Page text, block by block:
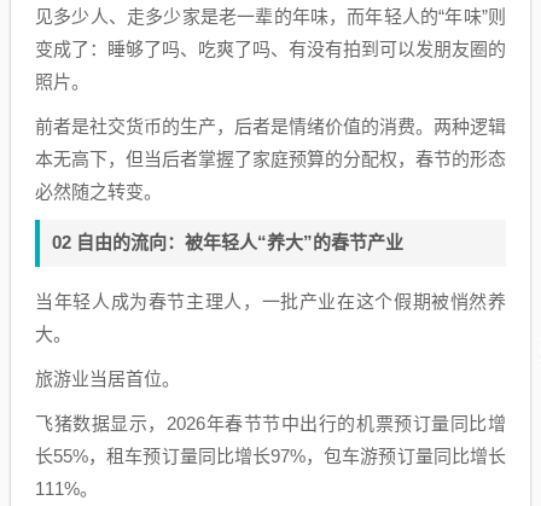
见多少人、走多少家是老一辈的年味，而年轻人的“年味”则
变成了：睡够了吗、吃爽了吗、有没有拍到可以发朋友圈的
照片。
前者是社交货币的生产，后者是情绪价值的消费。两种逻辑
本无高下，但当后者掌握了家庭预算的分配权，春节的形态
必然随之转变。
02 自由的流向：被年轻人“养大”的春节产业
当年轻人成为春节主理人，一批产业在这个假期被悄然养
大。
旅游业当居首位。
飞猪数据显示，2026年春节节中出行的机票预订量同比增
长55%，租车预订量同比增长97%，包车游预订量同比增长
111%。